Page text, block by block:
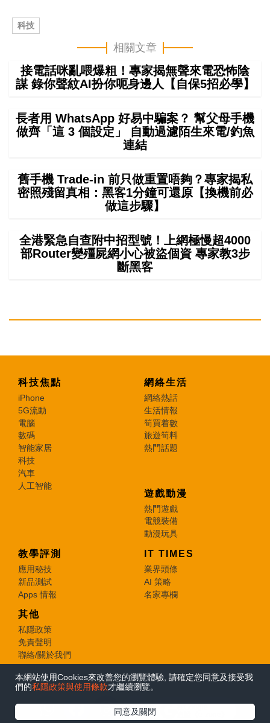
科技
相關文章
接電話咪亂喂爆粗！專家揭無聲來電恐怖陰
謀 錄你聲紋AI扮你呃身邊人【自保5招必學】
長者用 WhatsApp 好易中騙案？ 幫父母手機
做齊「這 3 個設定」 自動過濾陌生來電/釣魚
連結
舊手機 Trade-in 前只做重置唔夠？專家揭私
密照殘留真相：黑客1分鐘可還原【換機前必
做這步驟】
全港緊急自查附中招型號！上網極慢超4000
部Router變殭屍網小心被盜個資 專家教3步
斷黑客
科技焦點
iPhone
5G流動
電腦
數碼
智能家居
科技
汽車
人工智能
網絡生活
網絡熱話
生活情報
筍買着數
旅遊筍料
熱門話題
遊戲動漫
熱門遊戲
電競裝備
動漫玩具
教學評測
應用秘技
新品測試
Apps 情報
IT TIMES
業界頭條
AI 策略
名家專欄
其他
私隱政策
免責聲明
聯絡/關於我們
© 2026 e-zone. All Rights Reserved.
本網站使用Cookies來改善您的瀏覽體驗, 請確定您同意及接受我
們的私隱政策與使用條款才繼續瀏覽。
同意及關閉